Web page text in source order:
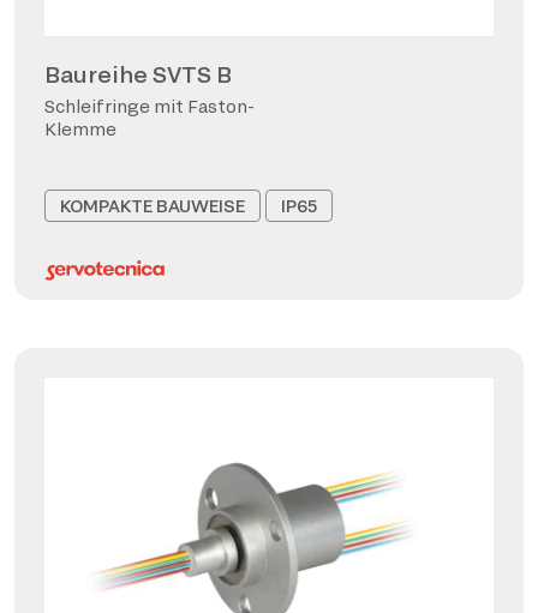
Baureihe SVTS B
Schleifringe mit Faston-
Klemme
KOMPAKTE BAUWEISE IP65